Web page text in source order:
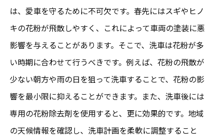
は、愛車を守るために不可欠です。春先にはスギやヒノ
キの花粉が飛散しやすく、これによって車両の塗装に悪
影響を与えることがあります。そこで、洗車は花粉が多
い時期に合わせて行うべきです。例えば、花粉の飛散が
少ない朝方や雨の日を狙って洗車することで、花粉の影
響を最小限に抑えることができます。また、洗車後には
専用の花粉除去剤を使用すると、更に効果的です。地域
の天候情報を確認し、洗車計画を柔軟に調整すること